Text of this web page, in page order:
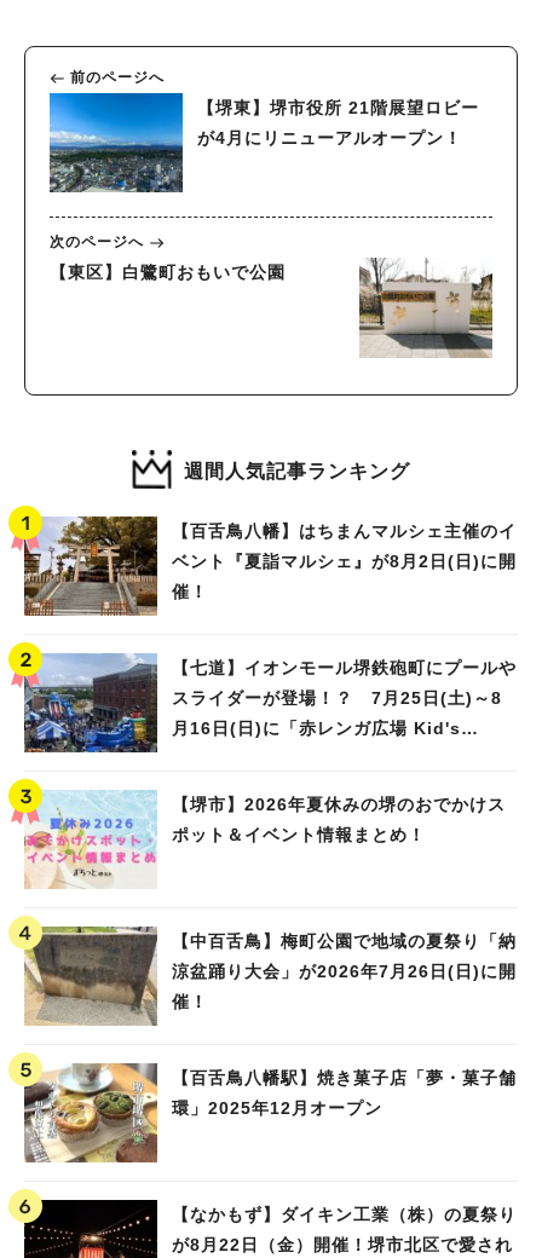
前のページへ
【堺東】堺市役所 21階展望ロビー
が4月にリニューアルオープン！
次のページへ
【東区】白鷺町おもいで公園
週間人気記事ランキング
【百舌鳥八幡】はちまんマルシェ主催のイ
ベント『夏詣マルシェ』が8月2日(日)に開
催！
【七道】イオンモール堺鉄砲町にプールや
スライダーが登場！？ 7月25日(土)～8
月16日(日)に「赤レンガ広場 Kid's
【堺市】2026年夏休みの堺のおでかけス
ポット＆イベント情報まとめ！
【中百舌鳥】梅町公園で地域の夏祭り「納
涼盆踊り大会」が2026年7月26日(日)に開
催！
【百舌鳥八幡駅】焼き菓子店「夢・菓子舗
環」2025年12月オープン
【なかもず】ダイキン工業（株）の夏祭り
が8月22日（金）開催！堺市北区で愛され